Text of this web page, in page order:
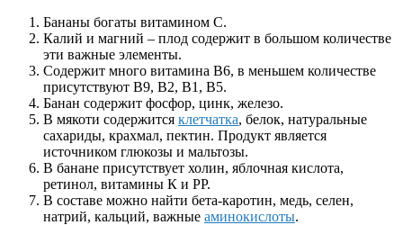
Бананы богаты витамином С.
Калий и магний – плод содержит в большом количестве
эти важные элементы.
Содержит много витамина В6, в меньшем количестве
присутствуют В9, В2, В1, В5.
Банан содержит фосфор, цинк, железо.
В мякоти содержится клетчатка, белок, натуральные
сахариды, крахмал, пектин. Продукт является
источником глюкозы и мальтозы.
В банане присутствует холин, яблочная кислота,
ретинол, витамины К и РР.
В составе можно найти бета-каротин, медь, селен,
натрий, кальций, важные аминокислоты.